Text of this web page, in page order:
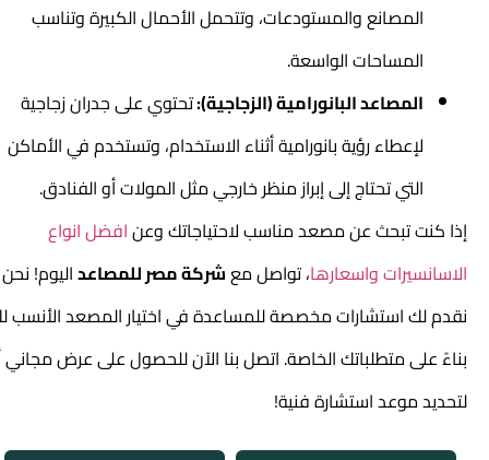
المصانع والمستودعات، وتتحمل الأحمال الكبيرة وتناسب
المساحات الواسعة.
المصاعد البانورامية (الزجاجية):تحتوي على جدران زجاجية
لإعطاء رؤية بانورامية أثناء الاستخدام، وتستخدم في الأماكن
التي تحتاج إلى إبراز منظر خارجي مثل المولات أو الفنادق.
إذا كنت تبحث عن مصعد مناسب لاحتياجاتك وعنافضل انواع
الاسانسيرات واسعارها، تواصل معشركة مصر للمصاعداليوم! نحن
نقدم لك استشارات مخصصة للمساعدة في اختيار المصعد الأنسب لك
بناءً على متطلباتك الخاصة. اتصل بنا الآن للحصول على عرض مجاني أو
لتحديد موعد استشارة فنية!